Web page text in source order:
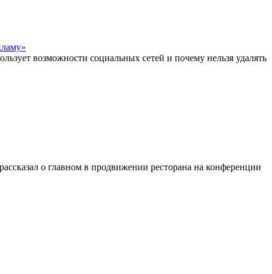
возможности социальных сетей и почему нельзя удалять
о главном в продвижении ресторана на конференции